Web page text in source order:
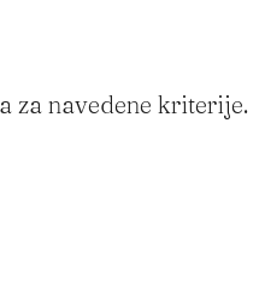
Financije
za navedene kriterije.